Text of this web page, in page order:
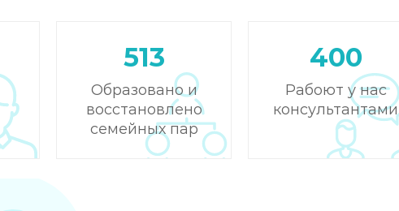
513
Образовано и
восстановлено
семейных пар
400
Рабоют у нас
консультантами